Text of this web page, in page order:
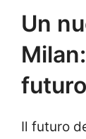
Un
futuro
Il futuro